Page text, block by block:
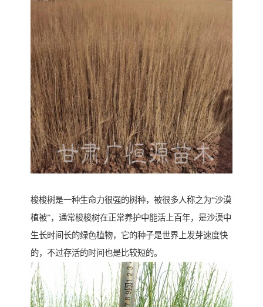
梭梭树是一种生命力很强的树种，被很多人称之为“沙漠
植被”，通常梭梭树在正常养护中能活上百年，是沙漠中
生长时间长的绿色植物，它的种子是世界上发芽速度快
的，不过存活的时间也是比较短的。